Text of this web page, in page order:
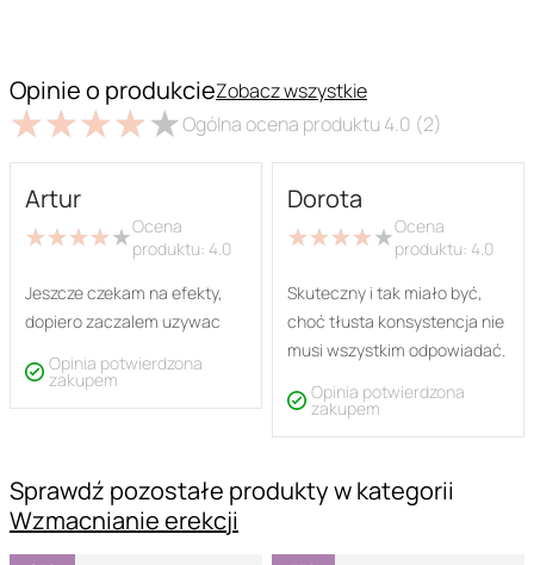
Opinie o produkcieZobacz wszystkie
★★★★★
★★★★★Ogólna ocena produktu 4.0 (2)
Artur
★★★★★
★★★★★Ocena
produktu: 4.0
Jeszcze czekam na efekty,
dopiero zaczalem uzywac
Opinia potwierdzona
zakupem
Dorota
★★★★★
★★★★★Ocena
produktu: 4.0
Skuteczny i tak miało być,
choć tłusta konsystencja nie
musi wszystkim odpowiadać.
Opinia potwierdzona
zakupem
Sprawdź pozostałe produkty w kategorii
Wzmacnianie erekcji